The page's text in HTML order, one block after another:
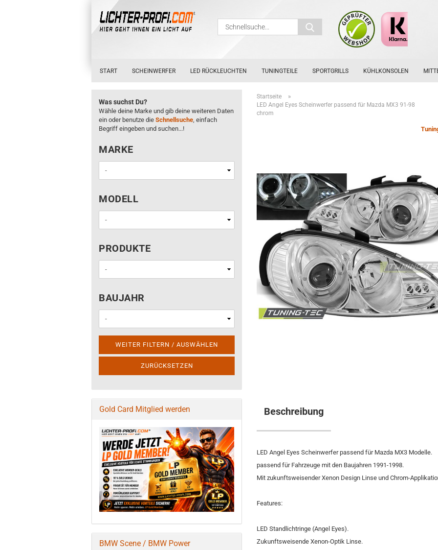
Schnellsuche...
START SCHEINWERFER LED RÜCKLEUCHTEN TUNINGTEILE SPORTGRILLS KÜHLKONSOLEN
Startseite »
LED Angel Eyes Scheinwerfer passend für Mazda MX3 91-98
chrom
Beschreibung
LED Angel Eyes Scheinwerfer passend für Mazda MX3 Modelle.
passend für Fahrzeuge mit den Baujahren 1991-1998.
Mit zukunftsweisender Xenon Design Linse und Chrom-
Features:
LED Standlichtringe (Angel Eyes).
Zukunftsweisende Xenon-Optik Linse.
Was suchst Du?
Wähle deine Marke und gib deine weiteren Daten
ein oder benutze die Schnellsuche, einfach
Begriff eingeben und suchen...!
MARKE
MARKE
MODELL
MODELL
PRODUKTE
PRODUKTE
BAUJAHR
BAUJAHR
WEITER FILTERN / AUSWÄHLEN
ZURÜCKSETZEN
Gold Card Mitglied werden
BMW Scene / BMW Power